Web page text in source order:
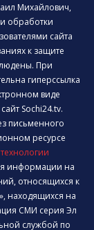
Михайлович,
обработки
сайта
к защите
При
гиперссылка
виде
Sochi24.tv.
письменного
ресурсе
информации на
относящихся к
находящихся на
СМИ серия Эл
службой по